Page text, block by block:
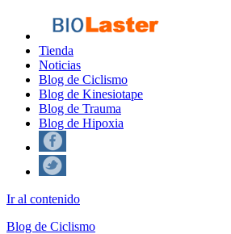
Tienda
Noticias
Blog de Ciclismo
Blog de Kinesiotape
Blog de Trauma
Blog de Hipoxia
Ir al contenido
Blog de Ciclismo